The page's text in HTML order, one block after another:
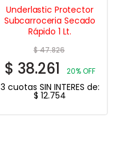
Underlastic Protector
Subcarroceria Secado
Rápido 1 Lt.
$47.826
$ 38.261 20% OFF
3 cuotas SIN INTERES de:
$ 12.754